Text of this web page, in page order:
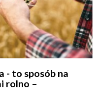
- to sposób na
rolno –